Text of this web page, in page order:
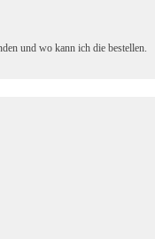
und wo kann ich die bestellen.